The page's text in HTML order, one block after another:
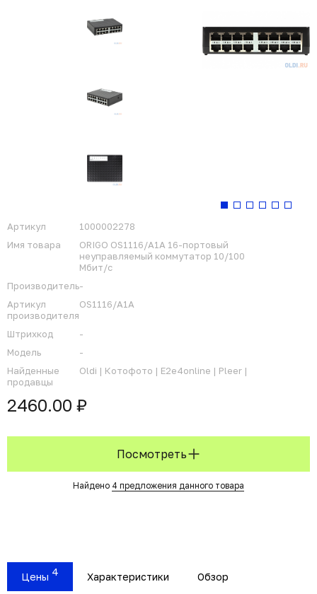
Артикул
1000002278
Имя товара
ORIGO OS1116/A1A 16-портовый
неуправляемый коммутатор 10/100
Мбит/с
Производитель-
Артикул
производителя
OS1116/A1A
Штрихкод
-
Модель
-
Найденные
продавцы
Oldi | Котофото | E2e4online | Pleer |
2460.00 ₽
Посмотреть
Найдено 4 предложения данного товара
Цены 4 Характеристики Обзор